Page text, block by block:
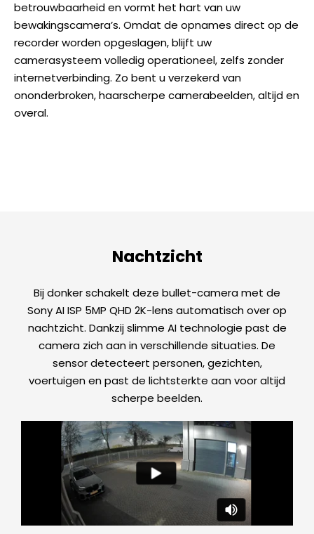
betrouwbaarheid en vormt het hart van uw
bewakingscamera’s. Omdat de opnames direct op de
recorder worden opgeslagen, blijft uw
camerasysteem volledig operationeel, zelfs zonder
internetverbinding. Zo bent u verzekerd van
ononderbroken, haarscherpe camerabeelden, altijd en
overal.
Nachtzicht
Bij donker schakelt deze bullet-camera met de
Sony AI ISP 5MP QHD 2K-lens automatisch over op
nachtzicht. Dankzij slimme AI technologie past de
camera zich aan in verschillende situaties. De
sensor detecteert personen, gezichten,
voertuigen en past de lichtsterkte aan voor altijd
scherpe beelden.